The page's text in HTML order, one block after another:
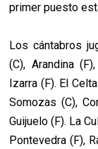
primer puesto
Los cántabros
(C), Arandina
Izarra (F). El
Somozas (C),
Guijuelo (F). La
Pontevedra (F),